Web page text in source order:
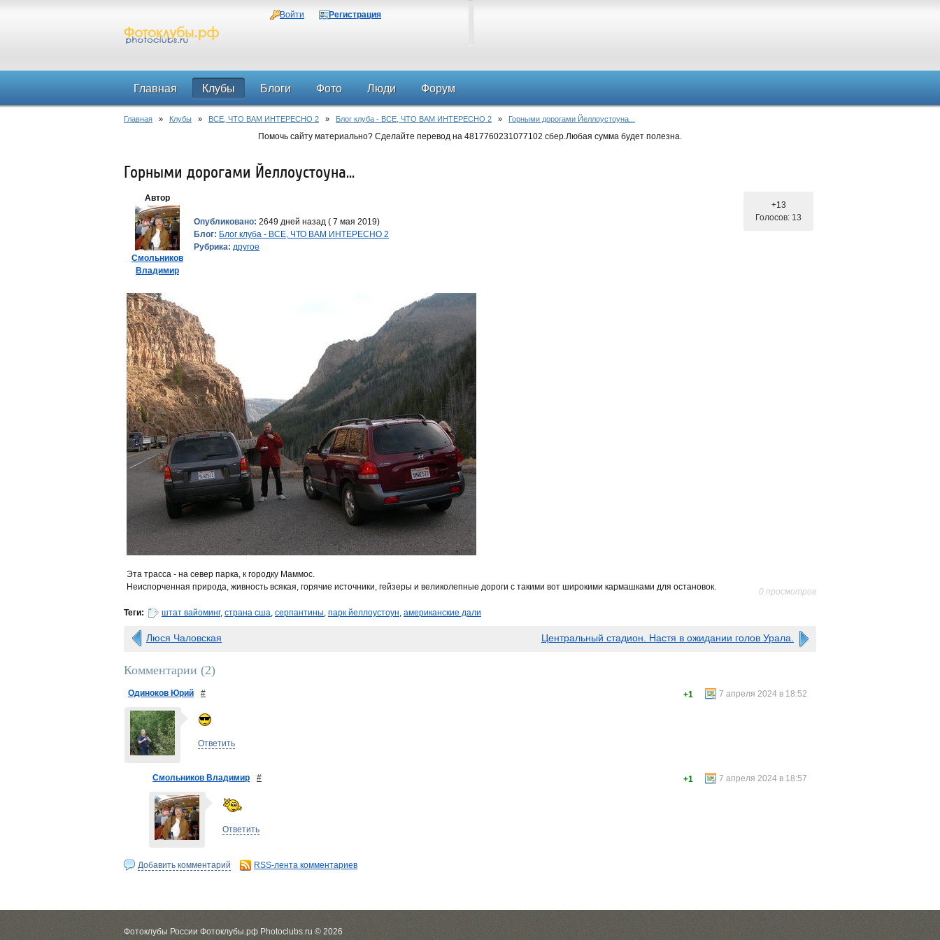
Войти Регистрация
Главная Клубы Блоги Фото Люди Форум
Главная » Клубы » ВСЕ, ЧТО ВАМ ИНТЕРЕСНО 2 » Блог клуба - ВСЕ, ЧТО ВАМ ИНТЕРЕСНО 2 » Горными дорогами Йеллоустоуна...
Помочь сайту материально? Сделайте перевод на 4817760231077102 сбер.Любая сумма будет полезна.
Горными дорогами Йеллоустоуна...
Автор
Смольников
Владимир
Опубликовано: 2649 дней назад ( 7 мая 2019)
Блог: Блог клуба - ВСЕ, ЧТО ВАМ ИНТЕРЕСНО 2
Рубрика: другое
+13
Голосов: 13
Эта трасса - на север парка, к городку Маммос.
Неиспорченная природа, живность всякая, горячие источники, гейзеры и великолепные дороги с такими вот широкими кармашками для остановок.
0 просмотров
Теги: штат вайоминг, страна сша, серпантины, парк йеллоустоун, американские дали
Люся Чаловская Центральный стадион. Настя в ожидании голов Урала.
Комментарии (2)
Одиноков Юрий # 7 апреля 2024 в 18:52
+1
Ответить
Смольников Владимир # 7 апреля 2024 в 18:57
+1
Ответить
Добавить комментарий RSS-лента комментариев
Фотоклубы России Фотоклубы.рф Photoclubs.ru © 2026